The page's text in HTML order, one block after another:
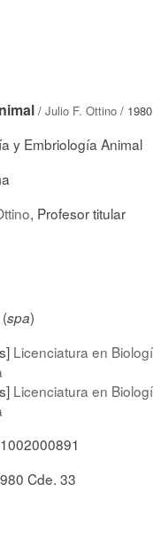
/ Julio F. Ottino / 1980
y Embriología Animal
, Profesor titular
spa)
Licenciatura en
Licenciatura en
Cde. 33